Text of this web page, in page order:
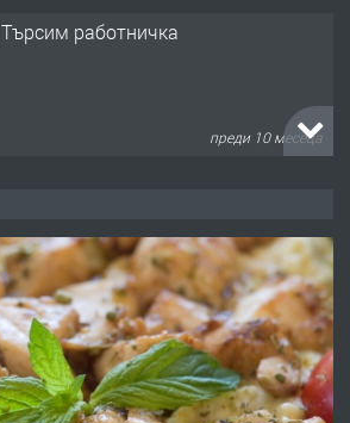
Търсим работничка
преди 10 месеца
преди 1 година
Работа за общи работници